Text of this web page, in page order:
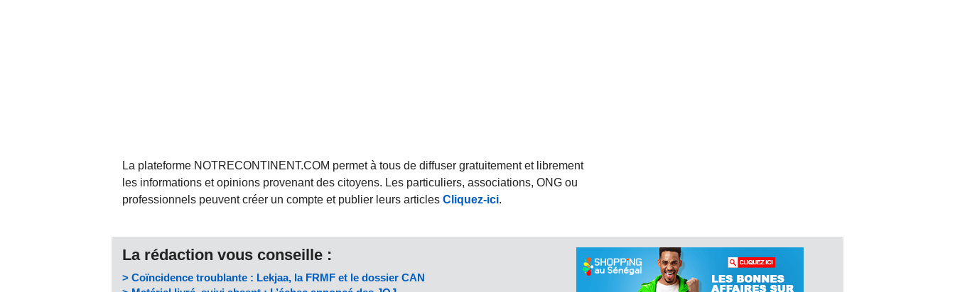
La plateforme NOTRECONTINENT.COM permet à tous de diffuser gratuitement et librement
les informations et opinions provenant des citoyens. Les particuliers, associations, ONG ou
professionnels peuvent créer un compte et publier leurs articles Cliquez-ici.
La rédaction vous conseille :
> Coïncidence troublante : Lekjaa, la FRMF et le dossier CAN